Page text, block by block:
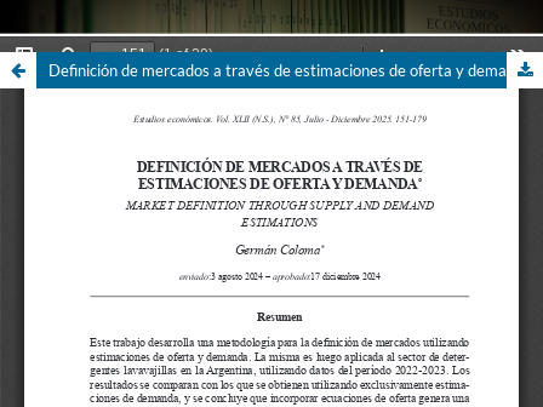
Definición de mercados a través de estimaciones de oferta y demanda